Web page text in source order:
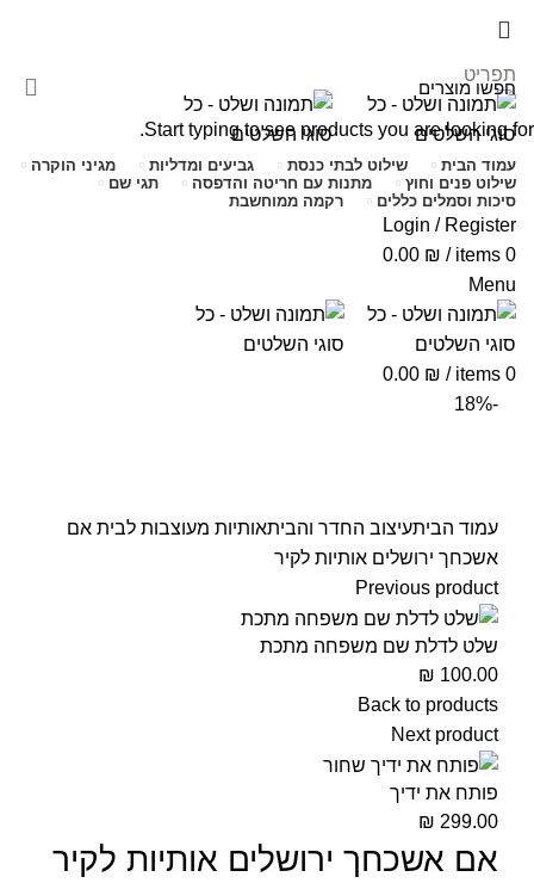
תפריט
עמוד הבית שילוט לבתי כנסת גביעים ומדליות
מגיני הוקרה
שילוט פנים וחוץ
מתנות עם חריטה והדפסה
תגי שם
סיכות וסמלים כללים
רקמה ממוחשבת
Login / Register
0
items
/
0.00 ₪
Menu
0
items
/
0.00 ₪
-18%
עמוד הביתעיצוב החדר והביתאותיות מעוצבות לבית אם
אשכחך ירושלים אותיות לקיר
Previous product
שלט לדלת שם משפחה מתכת
100.00
₪
Back to products
Next product
פותח את ידיך
299.00
₪
אם אשכחך ירושלים אותיות לקיר
Start typing to see products you are looking for.